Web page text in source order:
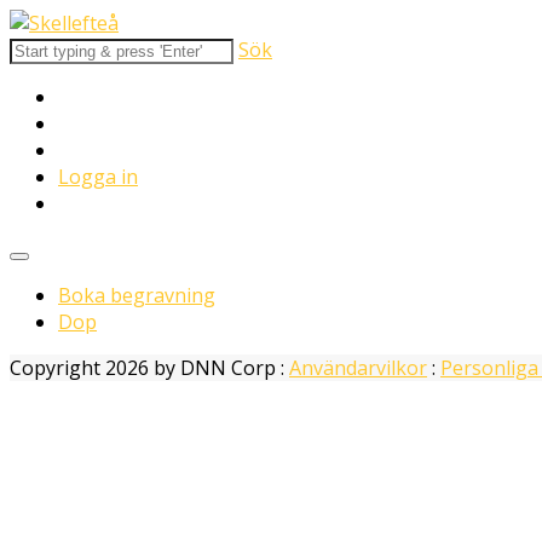
Sök
Logga in
Boka begravning
Dop
Copyright 2026 by DNN Corp : Användarvilkor: